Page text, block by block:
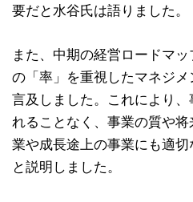
要だと水谷氏は語りました。
また、中期の経営ロードマ
の「率」を重視したマネジ
言及しました。これにより
れることなく、事業の質や
業や成長途上の事業にも適
と説明しました。